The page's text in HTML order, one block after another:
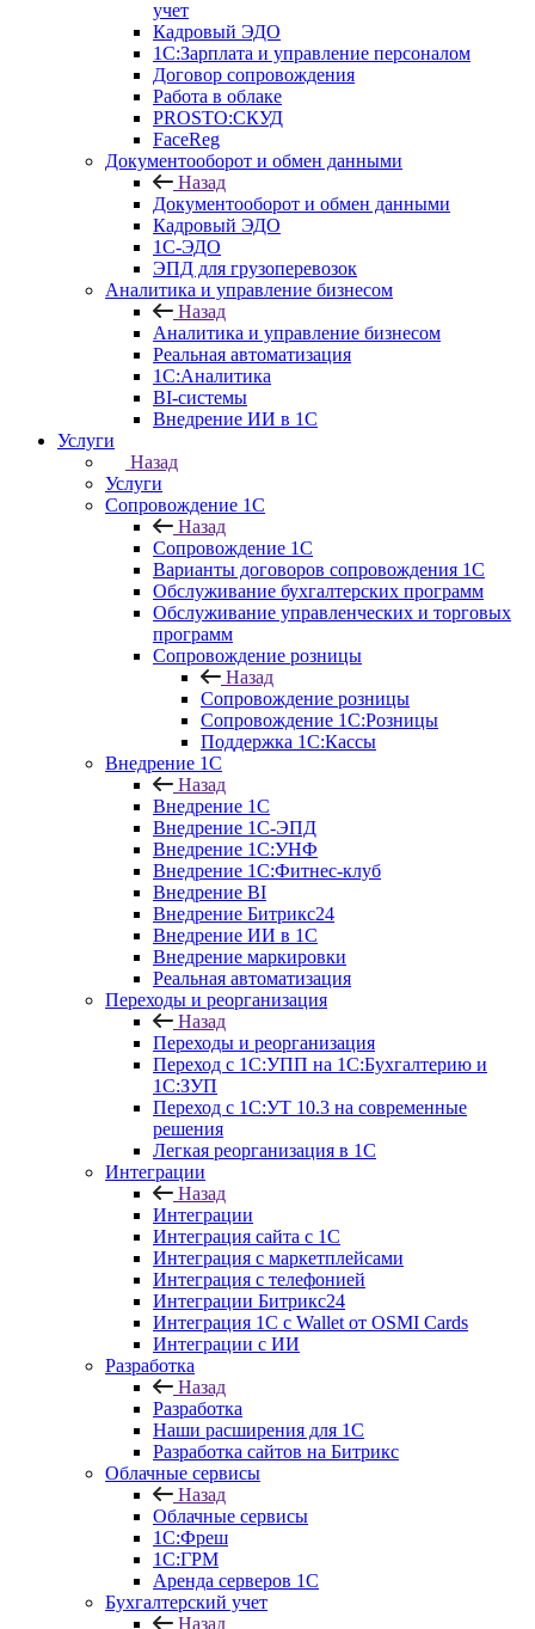
учет
Кадровый ЭДО
1С:Зарплата и управление персоналом
Договор сопровождения
Работа в облаке
PROSTO:СКУД
FaceReg
Документооборот и обмен данными
Назад
Документооборот и обмен данными
Кадровый ЭДО
1С-ЭДО
ЭПД для грузоперевозок
Аналитика и управление бизнесом
Назад
Аналитика и управление бизнесом
Реальная автоматизация
1С:Аналитика
BI-системы
Внедрение ИИ в 1С
Услуги
Назад
Услуги
Сопровождение 1С
Назад
Сопровождение 1С
Варианты договоров сопровождения 1С
Обслуживание бухгалтерских программ
Обслуживание управленческих и торговых
программ
Сопровождение розницы
Назад
Сопровождение розницы
Сопровождение 1С:Розницы
Поддержка 1С:Кассы
Внедрение 1С
Назад
Внедрение 1С
Внедрение 1С-ЭПД
Внедрение 1С:УНФ
Внедрение 1С:Фитнес-клуб
Внедрение BI
Внедрение Битрикс24
Внедрение ИИ в 1С
Внедрение маркировки
Реальная автоматизация
Переходы и реорганизация
Назад
Переходы и реорганизация
Переход с 1С:УПП на 1С:Бухгалтерию и
1С:ЗУП
Переход с 1С:УТ 10.3 на современные
решения
Легкая реорганизация в 1С
Интеграции
Назад
Интеграции
Интеграция сайта с 1С
Интеграция с маркетплейсами
Интеграция с телефонией
Интеграции Битрикс24
Интеграция 1С с Wallet от OSMI Cards
Интеграции с ИИ
Разработка
Назад
Разработка
Наши расширения для 1С
Разработка сайтов на Битрикс
Облачные сервисы
Назад
Облачные сервисы
1С:Фреш
1С:ГРМ
Аренда серверов 1С
Бухгалтерский учет
Назад